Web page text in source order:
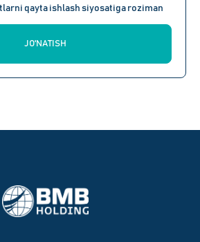
qayta ishlash siyosatiga roziman
JO'NATISH